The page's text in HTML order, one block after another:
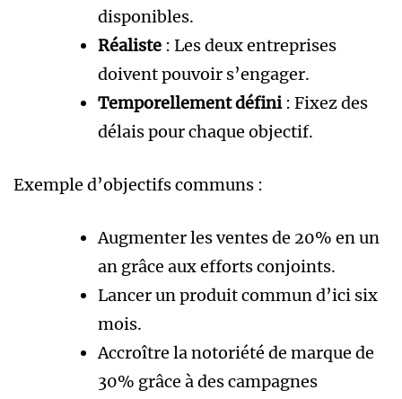
disponibles.
Réaliste : Les deux entreprises
doivent pouvoir s’engager.
Temporellement défini: Fixez des
délais pour chaque objectif.
Exemple d’objectifs communs :
Augmenter les ventes de 20% en un
an grâce aux efforts conjoints.
Lancer un produit commun d’ici six
mois.
Accroître la notoriété de marque de
30% grâce à des campagnes